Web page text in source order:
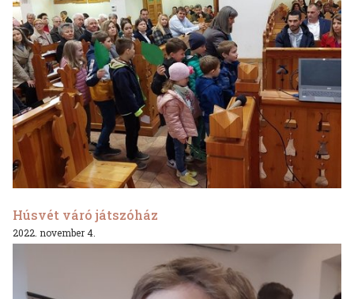
Húsvét váró játszóház
2022. november 4.